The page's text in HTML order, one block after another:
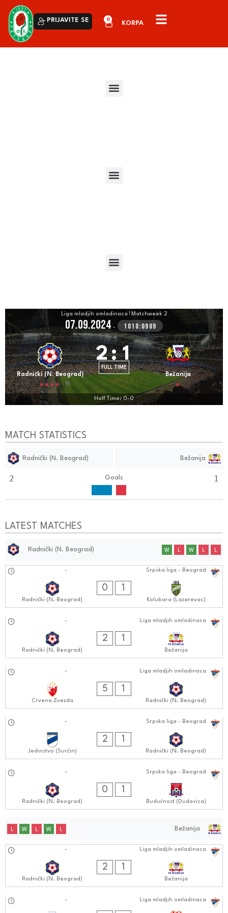
PRIJAVITE SE 0
Liga mladjih omladinaca Matchweek 2
07.09.2024 - 1010:0909
Radnički (N. Beograd)
2: 1
FULL TIME
Bežanija
Half Time: 0-0
MATCH STATISTICS
Radnički (N. Beograd) Bežanija
2 Goals 1
LATEST MATCHES
Radnički (N. Beograd) W L W L L
Srpska liga - Beograd
-
Radnički (N. Beograd)
0 1
Kolubara (Lazarevac)
Liga mladjih omladinaca
-
Radnički (N. Beograd)
2 1
Bežanija
Liga mladjih omladinaca
-
Crvena Zvezda
5 1
Radnički (N. Beograd)
Srpska liga - Beograd
-
Jedinstvo (Surčin)
2 1
Radnički (N. Beograd)
Srpska liga - Beograd
-
Radnički (N. Beograd)
0 1
Budućnost (Dudovica)
Bežanija
L W L W L
Liga mladjih omladinaca
-
Radnički (N. Beograd)
2 1
Bežanija
Liga mladjih omladinaca
-